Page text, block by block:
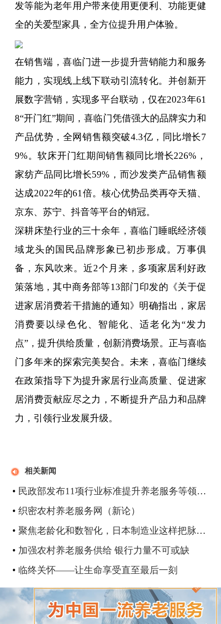
发等能为老年用户带来使用更便利、功能更健
全的关爱型家具，全方位提升用户体验。
在销售端，喜临门进一步提升营销能力和服务
能力，实现线上线下联动引流转化。并创新开
展数字营销，实现多平台联动，仅在2023年61
8“开门红”期间，喜临门凭借强大的品牌实力和
产品优势，全网销售额突破4.3亿，同比增长7
9%。软床开门红期间销售额同比增长226%，
家纺产品同比增长59%，而沙发类产品销售额
达成2022年的61倍。核心优势品类再夺天猫、
京东、苏宁、抖音等平台的销冠。
深耕床垫行业的三十余年，喜临门睡眠经济领
域龙头的国民品牌形象已初步形成。万事俱
备，东风吹来。近2个月来，多项家居利好政
策落地，其中商务部等13部门印发的《关于促
进家居消费若干措施的通知》明确指出，家居
消费要以绿色化、智能化、适老化为“发力
点”，提升供给质量，创新消费场景。正与喜临
门多年来的探索完美契合。未来，喜临门继续
在政策指导下为提升家居行业高质量、促进家
居消费贡献应尽之力，不断提升产品力和品牌
力，引领行业发展升级。
相关新闻
• 民政部发布11项行业标准提升养老服务等领域规范化水平
• 织密农村养老服务网（新论）
• 聚焦老龄化和数智化，日本制造业这样把脉中国市场最新变化
• 加强农村养老服务供给 银行力量不可或缺
• 临终关怀——让生命享受直至最后一刻